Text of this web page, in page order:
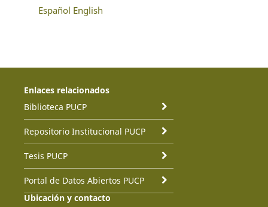
Español English
Enlaces relacionados
Biblioteca PUCP
Repositorio Institucional PUCP
Tesis PUCP
Portal de Datos Abiertos PUCP
Ubicación y contacto